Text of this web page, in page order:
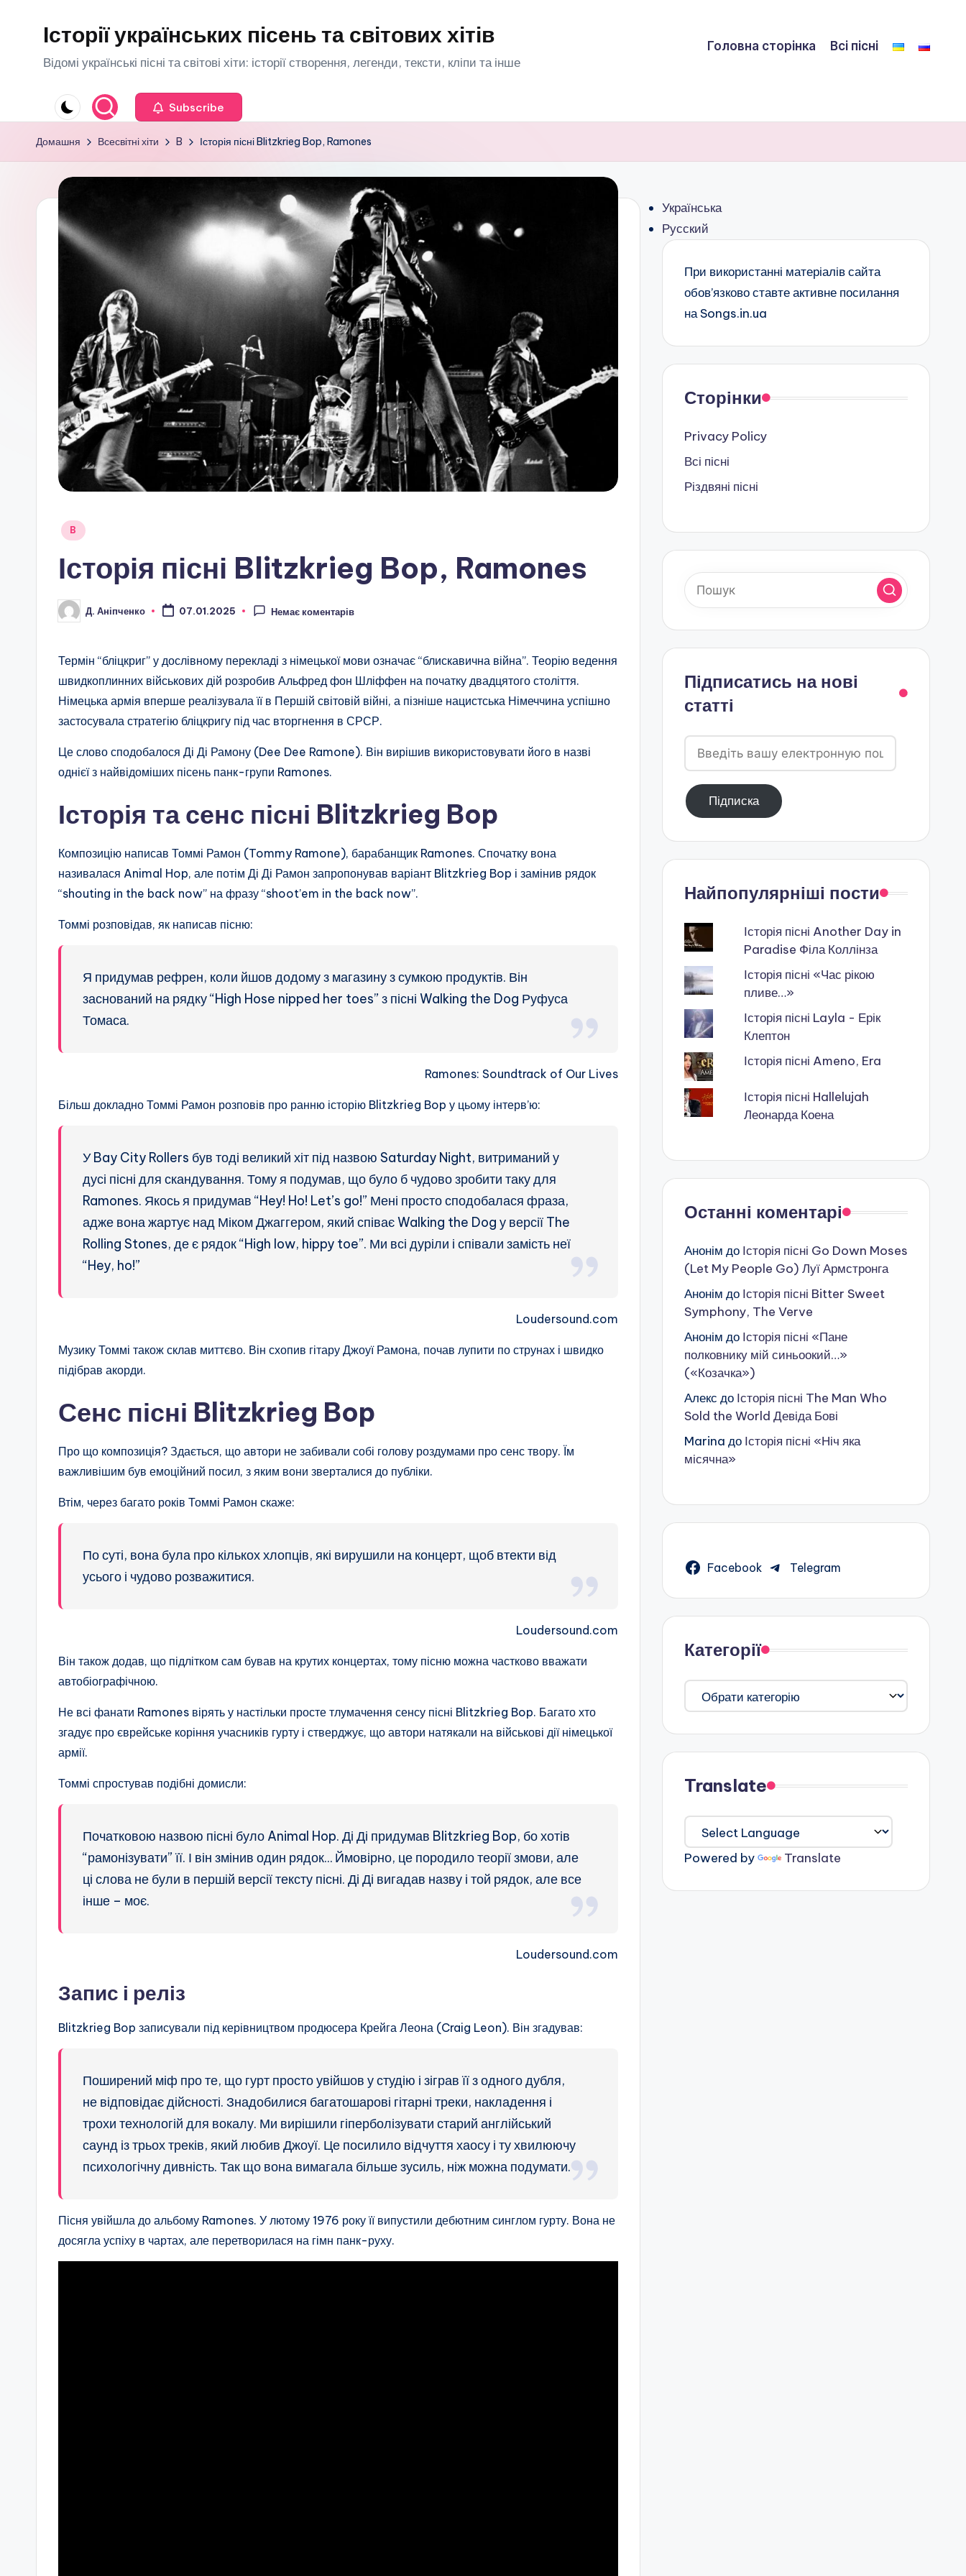
Історії українських пісень та світових хітів
Відомі українські пісні та світові хіти: історії створення, легенди, тексти, кліпи та інше
Головна сторінка Всі пісні
Subscribe
Домашня Всесвітні хіти B Історія пісні Blitzkrieg Bop, Ramones
Опубліковано
B
Історія пісні Blitzkrieg Bop, Ramones
Опубліковано
Д. Аніпченко 07.01.2025 Немає коментарів
Термін “бліцкриг” у дослівному перекладі з німецької мови означає “блискавична війна”. Теорію ведення
швидкоплинних військових дій розробив Альфред фон Шліффен на початку двадцятого століття.
Німецька армія вперше реалізувала її в Першій світовій війні, а пізніше нацистська Німеччина успішно
застосувала стратегію бліцкригу під час вторгнення в СРСР.
Це слово сподобалося Ді Ді Рамону (Dee Dee Ramone). Він вирішив використовувати його в назві
однієї з найвідоміших пісень панк-групи Ramones.
Історія та сенс пісні Blitzkrieg Bop
Композицію написав Томмі Рамон (Tommy Ramone), барабанщик Ramones. Спочатку вона
називалася Animal Hop, але потім Ді Ді Рамон запропонував варіант Blitzkrieg Bop і замінив рядок
“shouting in the back now” на фразу “shoot’em in the back now”.
Томмі розповідав, як написав пісню:
Я придумав рефрен, коли йшов додому з магазину з сумкою продуктів. Він
заснований на рядку “High Hose nipped her toes” з пісні Walking the Dog Руфуса
Томаса.
Ramones: Soundtrack of Our Lives
Більш докладно Томмі Рамон розповів про ранню історію Blitzkrieg Bop у цьому інтерв’ю:
У Bay City Rollers був тоді великий хіт під назвою Saturday Night, витриманий у
дусі пісні для скандування. Тому я подумав, що було б чудово зробити таку для
Ramones. Якось я придумав “Hey! Ho! Let’s go!” Мені просто сподобалася фраза,
адже вона жартує над Міком Джаггером, який співає Walking the Dog у версії The
Rolling Stones, де є рядок “High low, hippy toe”. Ми всі дуріли і співали замість неї
“Hey, ho!”
Loudersound.com
Музику Томмі також склав миттєво. Він схопив гітару Джоуї Рамона, почав лупити по струнах і швидко
підібрав акорди.
Сенс пісні Blitzkrieg Bop
Про що композиція? Здається, що автори не забивали собі голову роздумами про сенс твору. Їм
важливішим був емоційний посил, з яким вони зверталися до публіки.
Втім, через багато років Томмі Рамон скаже:
По суті, вона була про кількох хлопців, які вирушили на концерт, щоб втекти від
усього і чудово розважитися.
Loudersound.com
Він також додав, що підлітком сам бував на крутих концертах, тому пісню можна частково вважати
автобіографічною.
Не всі фанати Ramones вірять у настільки просте тлумачення сенсу пісні Blitzkrieg Bop. Багато хто
згадує про єврейське коріння учасників гурту і стверджує, що автори натякали на військові дії німецької
армії.
Томмі спростував подібні домисли:
Початковою назвою пісні було Animal Hop. Ді Ді придумав Blitzkrieg Bop, бо хотів
“рамонізувати” її. І він змінив один рядок… Ймовірно, це породило теорії змови, але
ці слова не були в першій версії тексту пісні. Ді Ді вигадав назву і той рядок, але все
інше – моє.
Loudersound.com
Запис і реліз
Blitzkrieg Bop записували під керівництвом продюсера Крейга Леона (Craig Leon). Він згадував:
Поширений міф про те, що гурт просто увійшов у студію і зіграв її з одного дубля,
не відповідає дійсності. Знадобилися багатошарові гітарні треки, накладення і
трохи технологій для вокалу. Ми вирішили гіперболізувати старий англійський
саунд із трьох треків, який любив Джоуї. Це посилило відчуття хаосу і ту хвилюючу
психологічну дивність. Так що вона вимагала більше зусиль, ніж можна подумати.
Пісня увійшла до альбому Ramones. У лютому 1976 року її випустили дебютним синглом гурту. Вона не
досягла успіху в чартах, але перетворилася на гімн панк-руху.
Українська
Русский
При використанні матеріалів сайта
обов’язково ставте активне посилання
на Songs.in.ua
Сторінки
Privacy Policy
Всі пісні
Різдвяні пісні
Підписатись на нові
статті
Введіть
вашу
електронную
поштуПідписка
Найпопулярніші пости
Історія пісні Another Day in
Paradise Філа Коллінза
Історія пісні «Час рікою
пливе…»
Історія пісні Layla - Ерік
Клептон
Історія пісні Ameno, Era
Історія пісні Hallelujah
Леонарда Коена
Останні коментарі
Анонім до Історія пісні Go Down Moses
(Let My People Go) Луї Армстронга
Анонім до Історія пісні Bitter Sweet
Symphony, The Verve
Анонім до Історія пісні «Пане
полковнику мій синьоокий…»
(«Козачка»)
Алекс до Історія пісні The Man Who
Sold the World Девіда Бові
Marina до Історія пісні «Ніч яка
місячна»
Facebook Telegram
Категорії
Категорії
Translate
Powered by Translate